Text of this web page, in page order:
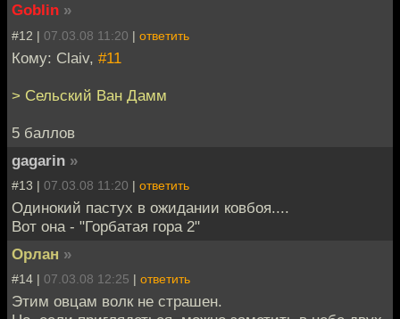
Goblin »
#12 | 07.03.08 11:20 | ответить
Кому: Claiv, #11
> Сельский Ван Дамм
5 баллов
gagarin »
#13 | 07.03.08 11:20 | ответить
Одинокий пастух в ожидании ковбоя....
Вот она - "Горбатая гора 2"
Орлан »
#14 | 07.03.08 12:25 | ответить
Этим овцам волк не страшен.